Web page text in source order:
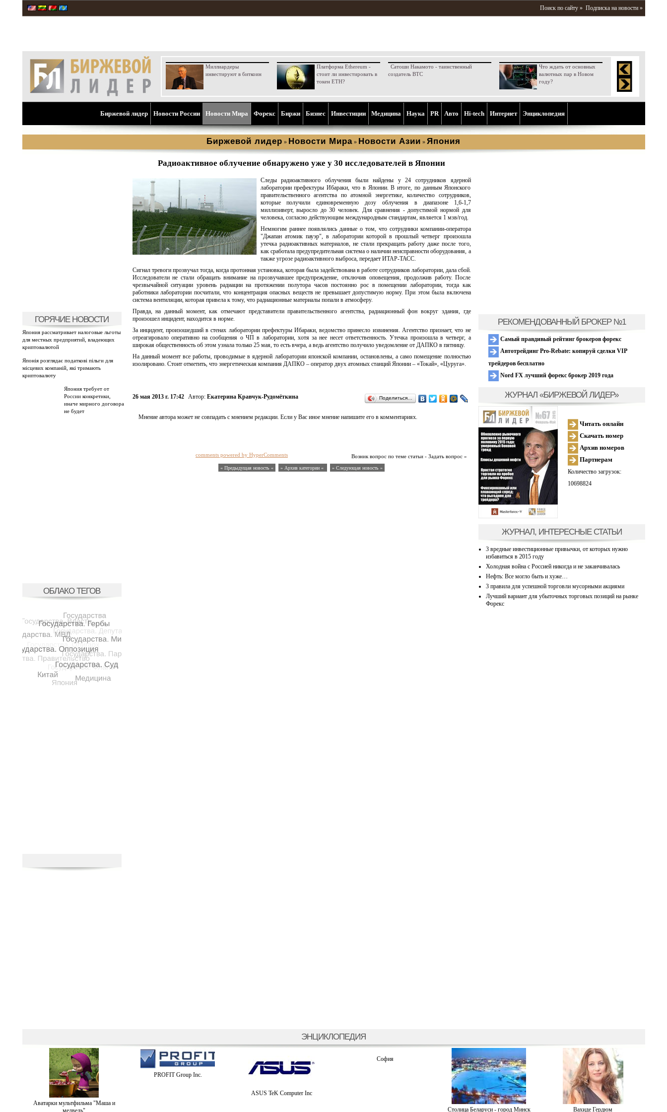
Поиск по сайту » Подписка на новости »
Миллиардеры
инвестируют в биткоин
Платформа Ethereum -
стоит ли инвестировать в
токен ETH?
Сатоши Накамото - таинственный
создатель BTC
Что ждать от основных
валютных пар в Новом
году?
Биржевой лидер Новости России Новости Мира Форекс Биржи Бизнес Инвестиции Медицина Наука PR Aвто Hi-tech Интернет Энциклопедия
Биржевой лидер » Новости Мира » Новости Азии » Япония
ГОРЯЧИЕ НОВОСТИ
Япония рассматривает налоговые льготы
для местных предприятий, владеющих
криптовалютой
Японія розглядає податкові пільги для
місцевих компаній, які тримають
криптовалюту
Япония требует от
России конкретики,
иначе мирного договора
не будет
ОБЛАКО ТЕГОВ
Радиоактивное облучение обнаружено уже у 30 исследователей в Японии
Следы радиоактивного облучения были найдены у 24 сотрудников ядерной
лаборатории префектуры Ибараки, что в Японии. В итоге, по данным Японского
правительственного агентства по атомной энергетике, количество сотрудников,
которые получили единовременную дозу облучения в диапазоне 1,6-1,7
миллизиверт, выросло до 30 человек. Для сравнения - допустимой нормой для
человека, согласно действующим международным стандартам, является 1 мзв/год.
Немногим раннее появлялись данные о том, что сотрудники компании-оператора
"Джапан атомик пауэр", в лаборатории которой в прошлый четверг произошла
утечка радиоактивных материалов, не стали прекращать работу даже после того,
как сработала предупредительная система о наличии неисправности оборудования, а
также угрозе радиоактивного выброса, передает ИТАР-ТАСС.
Сигнал тревоги прозвучал тогда, когда протонная установка, которая была задействована в работе сотрудников лаборатории, дала сбой.
Исследователи не стали обращать внимание на прозвучавшее предупреждение, отключив оповещения, продолжив работу. После
чрезвычайной ситуации уровень радиации на протяжении полутора часов постоянно рос в помещении лаборатории, тогда как
работники лаборатории посчитали, что концентрация опасных веществ не превышает допустимую норму. При этом была включена
система вентиляции, которая привела к тому, что радиационные материалы попали в атмосферу.
Правда, на данный момент, как отмечают представители правительственного агентства, радиационный фон вокруг здания, где
произошел инцидент, находится в норме.
За инцидент, произошедший в стенах лаборатории префектуры Ибараки, ведомство принесло извинения. Агентство признает, что не
отреагировало оперативно на сообщения о ЧП в лаборатории, хотя за нее несет ответственность. Утечка произошла в четверг, а
широкая общественность об этом узнала только 25 мая, то есть вчера, а ведь агентство получило уведомление от ДАПКО в пятницу.
На данный момент все работы, проводимые в ядерной лаборатории японской компании, остановлены, а само помещение полностью
изолировано. Стоит отметить, что энергетическая компания ДАПКО – оператор двух атомных станций Японии – «Токай», «Цуруга».
26 мая 2013 г. 17:42 Автор: Екатерина Кравчук-Рудомёткина Поделиться…
Мнение автора может не совпадать с мнением редакции. Если у Вас иное мнение напишите его в комментариях.
Возник вопрос по теме статьи - Задать вопрос »
comments powered by HyperComments
« Предыдущая новость « » Архив категории « » Следующая новость »
РЕКОМЕНДОВАННЫЙ БРОКЕР №1
Самый правдивый рейтинг брокеров форекс
Автотрейдинг Pro-Rebate: копируй сделки VIP
трейдеров бесплатно
Nord FX лучший форекс брокер 2019 года
ЖУРНАЛ «БИРЖЕВОЙ ЛИДЕР»
Читать онлайн
Скачать номер
Архив номеров
Партнерам
Количество загрузок:
10698824
ЖУРНАЛ, ИНТЕРЕСНЫЕ СТАТЬИ
3 вредные инвестиционные привычки, от которых нужно
избавиться в 2015 году
Холодная война с Россией никогда и не заканчивалась
Нефть: Все могло быть и хуже…
3 правила для успешной торговли мусорными акциями
Лучший вариант для убыточных торговых позиций на рынке
Форекс
ЭНЦИКЛОПЕДИЯ
Аватарки мультфильма "Маша и
медведь"
PROFIT Group Inc.
ASUS TeK Computer Inc
София
Столица Беларуси - город Минск Вахиде Гердюм